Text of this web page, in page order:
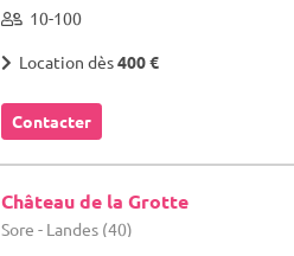
10-100
Location dès400 €
Contacter
Château de la Grotte
Sore - Landes (40)